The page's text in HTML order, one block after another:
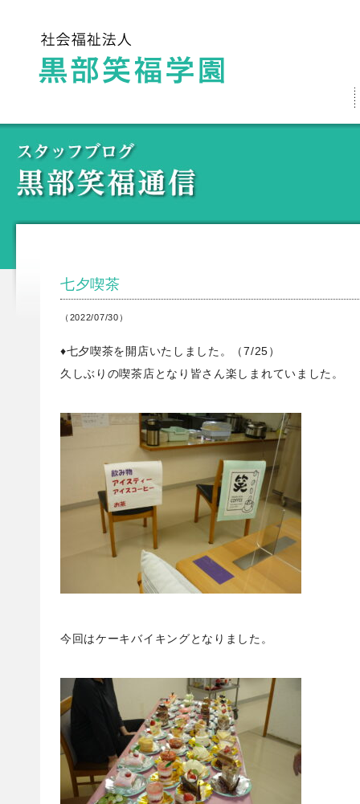
七夕喫茶
（2022/07/30）
♦七夕喫茶を開店いたしました。（7/25）
久しぶりの喫茶店となり皆さん楽しまれていました。
今回はケーキバイキングとなりました。